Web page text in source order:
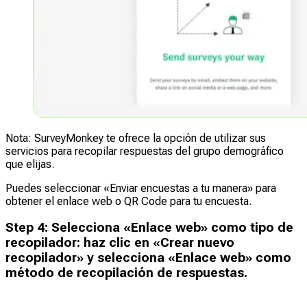
Nota: SurveyMonkey te ofrece la opción de utilizar sus
servicios para recopilar respuestas del grupo demográfico
que elijas.
Puedes seleccionar «Enviar encuestas a tu manera» para
obtener el enlace web o QR Code para tu encuesta.
Step 4: Selecciona «Enlace web» como tipo de
recopilador: haz clic en «Crear nuevo
recopilador» y selecciona «Enlace web» como
método de recopilación de respuestas.